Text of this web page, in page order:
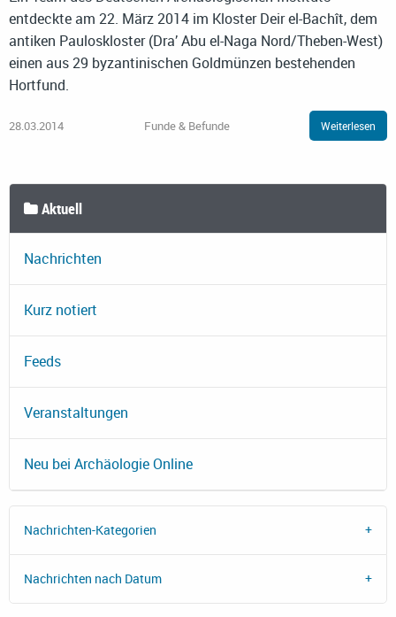
entdeckte am 22. März 2014 im Kloster Deir el-Bachît, dem
antiken Pauloskloster (Dra’ Abu el-Naga Nord/Theben-West)
einen aus 29 byzantinischen Goldmünzen bestehenden
Hortfund.
28.03.2014 Funde & Befunde Weiterlesen
Aktuell
Nachrichten
Kurz notiert
Feeds
Veranstaltungen
Neu bei Archäologie Online
Nachrichten-Kategorien
Nachrichten nach Datum